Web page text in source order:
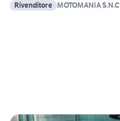
Rivenditore MOTOMANIA S.N.C